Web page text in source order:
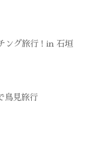
ング旅行 ! in 石垣
鳥見旅行